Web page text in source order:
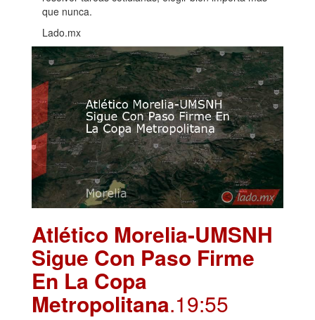
que nunca.
Lado.mx
Atlético Morelia-UMSNH
Sigue Con Paso Firme
En La Copa
Metropolitana.19:55